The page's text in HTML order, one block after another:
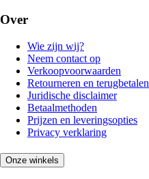
Over
Wie zijn wij?
Neem contact op
Verkoopvoorwaarden
Retourneren en terugbetalen
Juridische disclaimer
Betaalmethoden
Prijzen en leveringsopties
Privacy verklaring
Onze winkels